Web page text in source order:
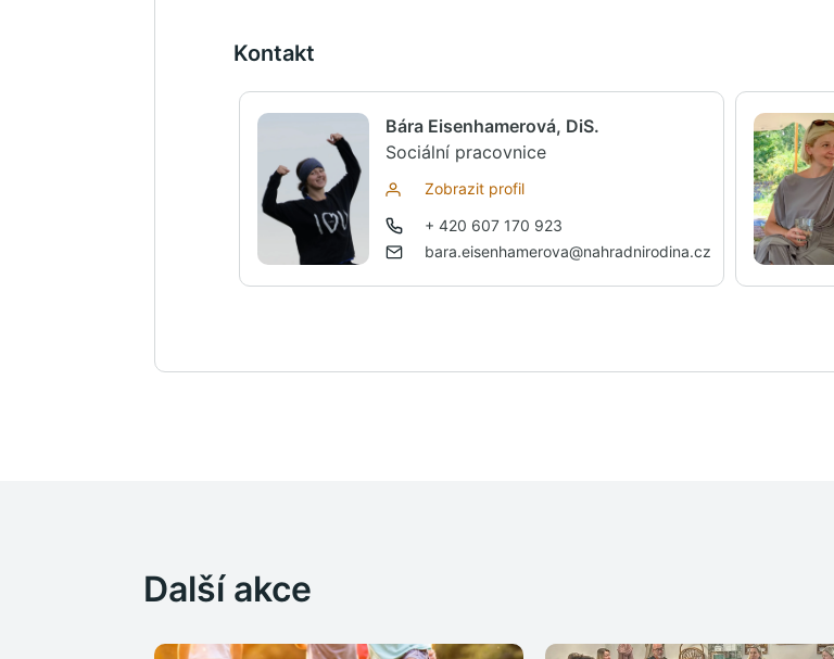
Kontakt
Bára Eisenhamerová, DiS.
Sociální pracovnice
Zobrazit profil
+ 420 607 170 923
bara.eisenhamerova@nahradnirodina.cz
Další akce